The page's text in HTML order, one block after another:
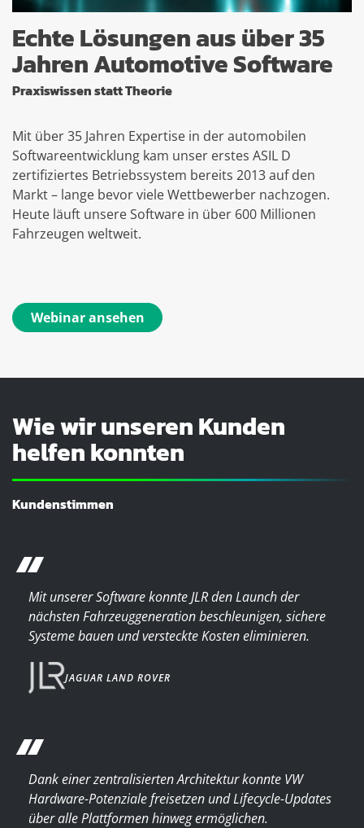
Echte Lösungen aus über 35
Jahren Automotive Software
Praxiswissen statt Theorie
Mit über 35 Jahren Expertise in der automobilen
Softwareentwicklung kam unser erstes ASIL D
zertifiziertes Betriebssystem bereits 2013 auf den
Markt – lange bevor viele Wettbewerber nachzogen.
Heute läuft unsere Software in über 600 Millionen
Fahrzeugen weltweit.
Webinar ansehen
Wie wir unseren Kunden
helfen konnten
Kundenstimmen
“Mit unserer Software konnte JLR den Launch der
nächsten Fahrzeuggeneration beschleunigen, sichere
Systeme bauen und versteckte Kosten eliminieren.
JAGUAR LAND ROVER
“Dank einer zentralisierten Architektur konnte VW
Hardware-Potenziale freisetzen und Lifecycle-Updates
über alle Plattformen hinweg ermöglichen.